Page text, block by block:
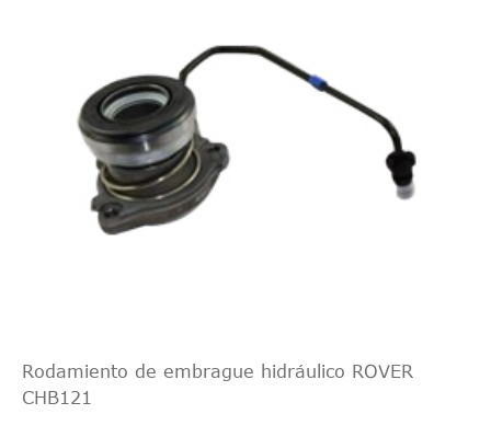
Rodamiento de embrague hidráulico ROVER
CHB121